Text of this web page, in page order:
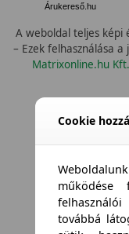
Árukereső.hu
A weboldal teljes képi
– Ezek felhasználása
Matrixonline.hu
Cookie
továbbá
Összes vízállóság